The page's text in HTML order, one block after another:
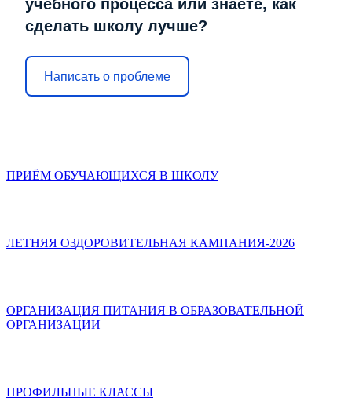
учебного процесса или знаете, как
сделать школу лучше?
Написать о проблеме
ПРИЁМ ОБУЧАЮЩИХСЯ В ШКОЛУ
ЛЕТНЯЯ ОЗДОРОВИТЕЛЬНАЯ КАМПАНИЯ-2026
ОРГАНИЗАЦИЯ ПИТАНИЯ В ОБРАЗОВАТЕЛЬНОЙ
ОРГАНИЗАЦИИ
ПРОФИЛЬНЫЕ КЛАССЫ